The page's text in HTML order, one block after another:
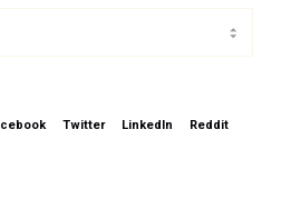
Twitter LinkedIn Reddit